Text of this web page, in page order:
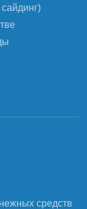
средств